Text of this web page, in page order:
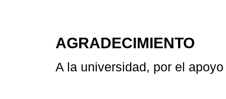
AGRADECIMIENTO
A la universidad, por el